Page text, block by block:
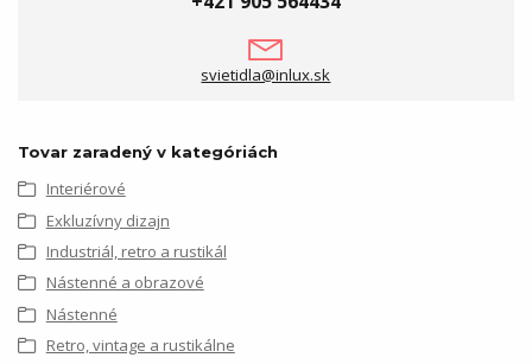
svietidla@inlux.sk
Tovar zaradený v kategóriách
Interiérové
Exkluzívny dizajn
Industriál, retro a rustikál
Nástenné a obrazové
Nástenné
Retro, vintage a rustikálne